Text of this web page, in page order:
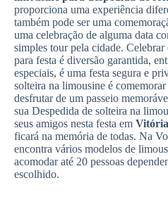
proporciona uma experiência
também pode ser uma
uma celebração de alguma data
simples tour pela cidade.
para festa é diversão garantida,
especiais, é uma festa segura e
solteira na limousine é
desfrutar de um passeio
sua Despedida de solteira na
seus amigos nesta festa em
ficará na memória de todas. Na
encontra vários modelos de
acomodar até 20 pessoas
escolhido.